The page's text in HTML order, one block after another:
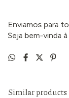
Enviamos para
Seja bem-vinda
Similar products